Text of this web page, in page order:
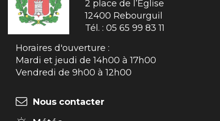
2 place de l’Eglise
12400 Rebourguil
Tél. : 05 65 99 83 11
Horaires d'ouverture :
Mardi et jeudi de 14h00 à 17h00
Vendredi de 9h00 à 12h00
Nous contacter